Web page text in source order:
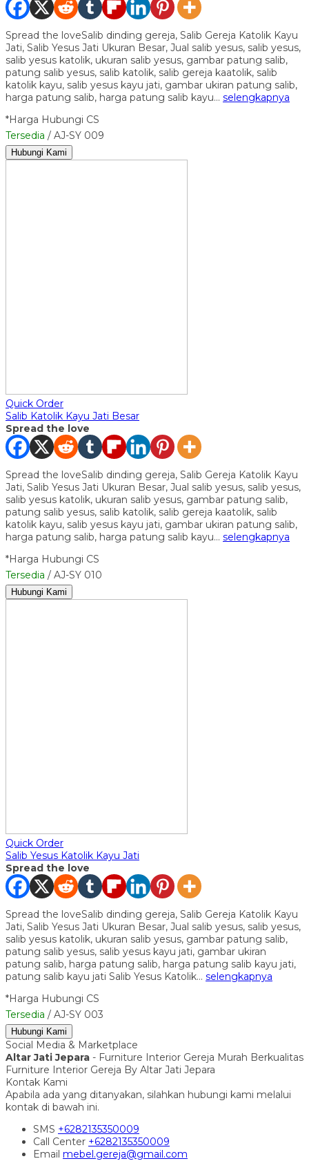
Spread the loveSalib dinding gereja, Salib Gereja Katolik Kayu
Jati, Salib Yesus Jati Ukuran Besar, Jual salib yesus, salib yesus,
salib yesus katolik, ukuran salib yesus, gambar patung salib,
patung salib yesus, salib katolik, salib gereja kaatolik, salib
katolik kayu, salib yesus kayu jati, gambar ukiran patung salib,
harga patung salib, harga patung salib kayu… selengkapnya
*Harga Hubungi CS
Tersedia / AJ-SY 009
Hubungi Kami
Quick Order
Salib Katolik Kayu Jati Besar
Spread the love
Spread the loveSalib dinding gereja, Salib Gereja Katolik Kayu
Jati, Salib Yesus Jati Ukuran Besar, Jual salib yesus, salib yesus,
salib yesus katolik, ukuran salib yesus, gambar patung salib,
patung salib yesus, salib katolik, salib gereja kaatolik, salib
katolik kayu, salib yesus kayu jati, gambar ukiran patung salib,
harga patung salib, harga patung salib kayu… selengkapnya
*Harga Hubungi CS
Tersedia / AJ-SY 010
Hubungi Kami
Quick Order
Salib Yesus Katolik Kayu Jati
Spread the love
Spread the loveSalib dinding gereja, Salib Gereja Katolik Kayu
Jati, Salib Yesus Jati Ukuran Besar, Jual salib yesus, salib yesus,
salib yesus katolik, ukuran salib yesus, gambar patung salib,
patung salib yesus, salib yesus kayu jati, gambar ukiran
patung salib, harga patung salib, harga patung salib kayu jati,
patung salib kayu jati Salib Yesus Katolik… selengkapnya
*Harga Hubungi CS
Tersedia / AJ-SY 003
Hubungi Kami
Social Media & Marketplace
Altar Jati Jepara - Furniture Interior Gereja Murah Berkualitas
Furniture Interior Gereja By Altar Jati Jepara
Kontak Kami
Apabila ada yang ditanyakan, silahkan hubungi kami melalui
kontak di bawah ini.
SMS +6282135350009
Call Center +6282135350009
Email mebel.gereja@gmail.com